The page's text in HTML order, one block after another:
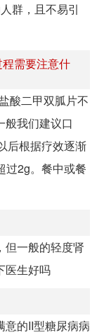
群，且不易引
需要注意什
酸二甲双胍片不
般我们建议口
后根据疗效逐渐
过2g。餐中或餐
但一般的轻度肾
医生好吗
意的II型糖尿病病